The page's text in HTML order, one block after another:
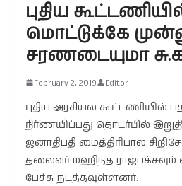
புதிய
மொட்டுக்கே
சரணடையுமா
February 2, 2019 Editor
புதிய அரசியல் கூட்டணியில்
நிர்ணயிப்பது தொடர்பில்
ஜனாதிபதி மைத்திரிபால
தலைவர் மஹிந்த ராஜபக்சவும்
பேச்சு நடத்தவுள்ளனர்.